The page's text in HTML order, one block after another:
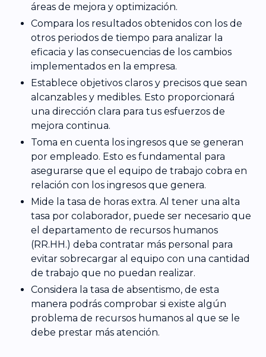
áreas de mejora y optimización.
Compara los resultados obtenidos con los de
otros periodos de tiempo para analizar la
eficacia y las consecuencias de los cambios
implementados en la empresa.
Establece objetivos claros y precisos que sean
alcanzables y medibles. Esto proporcionará
una dirección clara para tus esfuerzos de
mejora continua.
Toma en cuenta los ingresos que se generan
por empleado. Esto es fundamental para
asegurarse que el equipo de trabajo cobra en
relación con los ingresos que genera.
Mide la tasa de horas extra. Al tener una alta
tasa por colaborador, puede ser necesario que
el departamento de recursos humanos
(RR.HH.) deba contratar más personal para
evitar sobrecargar al equipo con una cantidad
de trabajo que no puedan realizar.
Considera la tasa de absentismo, de esta
manera podrás comprobar si existe algún
problema de recursos humanos al que se le
debe prestar más atención.